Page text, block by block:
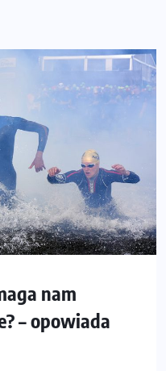
nam
– opowiada